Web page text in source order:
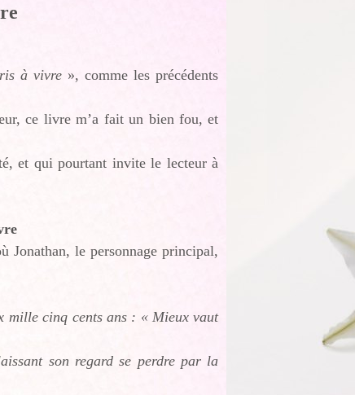
à vivre », comme les précédents
ce livre m’a fait un bien fou, et
et qui pourtant invite le lecteur à
le personnage principal,
mille cinq cents ans : « Mieux vaut
son regard se perdre par la